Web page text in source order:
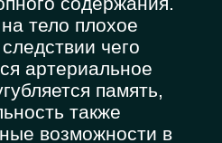
тело плохое
чего
артериальное
память,
также
возможности в